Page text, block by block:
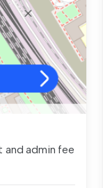
admin fee